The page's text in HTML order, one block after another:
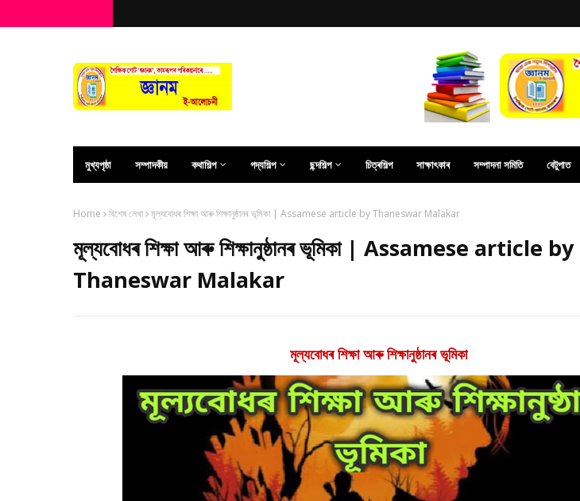
মুখ্যপৃষ্ঠা সম্পাদকীয় কথাশিল্প গদ্যশিল্প ছন্দশিল্প চিত্ৰশিল্প সাক্ষাৎকাৰ সম্পাদনা সমিতি বেটুপাত
Home বিশেষ লেখা মূল্যবোধৰ শিক্ষা আৰু শিক্ষানুষ্ঠানৰ ভূমিকা | Assamese article by Thaneswar Malakar
মূল্যবোধৰ শিক্ষা আৰু শিক্ষানুষ্ঠানৰ ভূমিকা | Assamese article by
Thaneswar Malakar
মূল্যবোধৰ শিক্ষা আৰু শিক্ষানুষ্ঠানৰ ভূমিকা